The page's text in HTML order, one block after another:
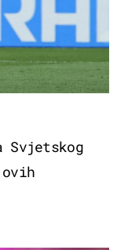
Svjetskog